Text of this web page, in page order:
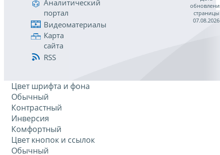
Аналитический
портал
Видеоматериалы
Карта
сайта
RSS
страницы
07.08.2026
Цвет шрифта и фона
Обычный
Контрастный
Инверсия
Комфортный
Цвет кнопок и ссылок
Обычный